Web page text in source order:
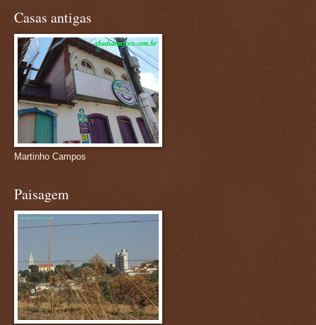
Casas antigas
Martinho Campos
Paisagem